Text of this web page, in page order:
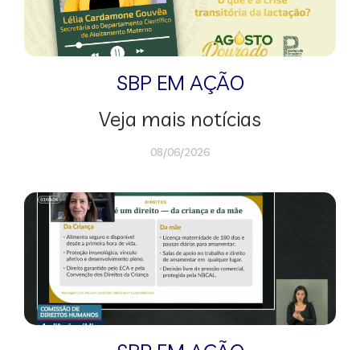
SBP EM AÇÃO
Veja mais notícias
08/06/2026